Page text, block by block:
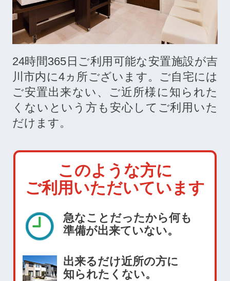
24時間365日ご利用可能な安置施設が吉
川市内に4ヵ所ございます。ご自宅には
ご安置出来ない、ご近所様に知られた
くないという方も安心してご利用いた
だけます。
このような方に
ご利用いただいています
急なことだったから何も
準備が出来ていない。
出来るだけ近所の方に
知られたくない。